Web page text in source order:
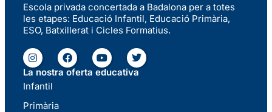
Escola privada concertada a Badalona per a totes
les etapes: Educació Infantil, Educació Primària,
ESO, Batxillerat i Cicles Formatius.
La nostra oferta educativa
Infantil
Primària